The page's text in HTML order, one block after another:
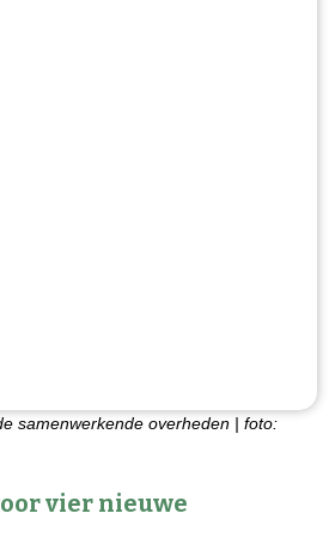
samenwerkende overheden | foto:
vier nieuwe